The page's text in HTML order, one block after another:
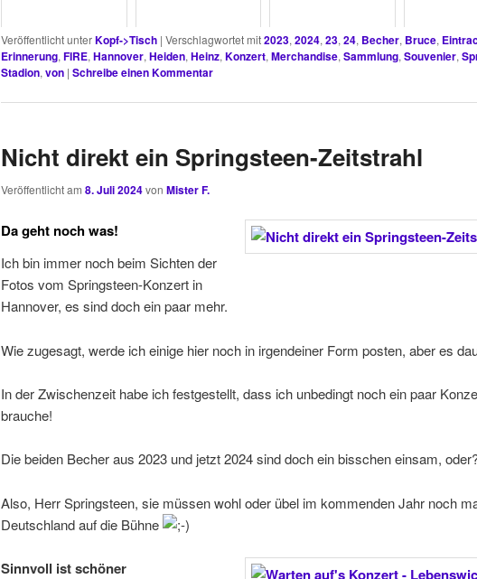
Veröffentlicht unterKopf->Tisch | Verschlagwortet mit2023, 2024, 23, 24, Becher, Bruce,
Erinnerung, FIRE, Hannover, Heiden, Heinz, Konzert, Merchandise, Sammlung, Souvenier,
Stadion, von | Schreibe einen Kommentar
Nicht direkt ein Springsteen-Zeitstrahl
Veröffentlicht am 8. Juli 2024von Mister F.
Da geht noch was!
Ich bin immer noch beim Sichten der
Fotos vom Springsteen-Konzert in
Hannover, es sind doch ein paar mehr.
Wie zugesagt, werde ich einige hier noch in irgendeiner Form posten, aber es
In der Zwischenzeit habe ich festgestellt, dass ich unbedingt noch ein paar
brauche!
Die beiden Becher aus 2023 und jetzt 2024 sind doch ein bisschen einsam,
Also, Herr Springsteen, sie müssen wohl oder übel im kommenden Jahr noch
Deutschland auf die Bühne
Sinnvoll ist schöner